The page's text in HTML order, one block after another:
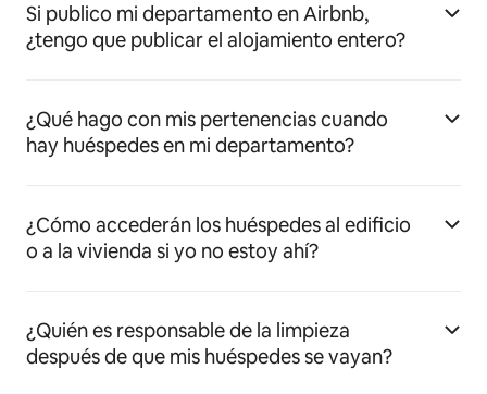
Si publico mi departamento en Airbnb,
¿tengo que publicar el alojamiento entero?
¿Qué hago con mis pertenencias cuando
hay huéspedes en mi departamento?
¿Cómo accederán los huéspedes al edificio
o a la vivienda si yo no estoy ahí?
¿Quién es responsable de la limpieza
después de que mis huéspedes se vayan?